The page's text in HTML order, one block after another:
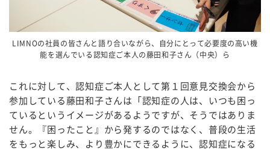
LIMNOの社員の皆さんと語り合いながら、自分にとって必要度の高い機
能を選んでいる認知症ご本人の藤田和子さん（中央）ら
これに対して、認知症ご本人として第１回意見交換会から
参加している藤田和子さんは「認知症の人は、いつも困っ
ているというイメージがあるようですが、そうではありま
せん。『困ったこと』から発するのではなく、普段の生活
をもっと楽しみ、より豊かにできるように、認知症になる